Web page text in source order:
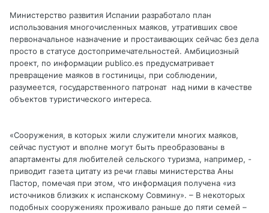
Министерство развития Испании разработало план
использования многочисленных маяков, утративших свое
первоначальное назначение и простаивающих сейчас без дела
просто в статусе достопримечательностей. Амбициозный
проект, по информации publico.es предусматривает
превращение маяков в гостиницы, при соблюдении,
разумеется, государственного патронат над ними в качестве
объектов туристического интереса.
«Сооружения, в которых жили служители многих маяков,
сейчас пустуют и вполне могут быть преобразованы в
апартаменты для любителей сельского туризма, например, -
приводит газета цитату из речи главы министерства Аны
Пастор, помечая при этом, что информация получена «из
источников близких к испанскому Совмину». – В некоторых
подобных сооружениях проживало раньше до пяти семей –